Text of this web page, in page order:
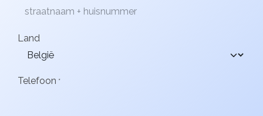
Land
Telefoon *